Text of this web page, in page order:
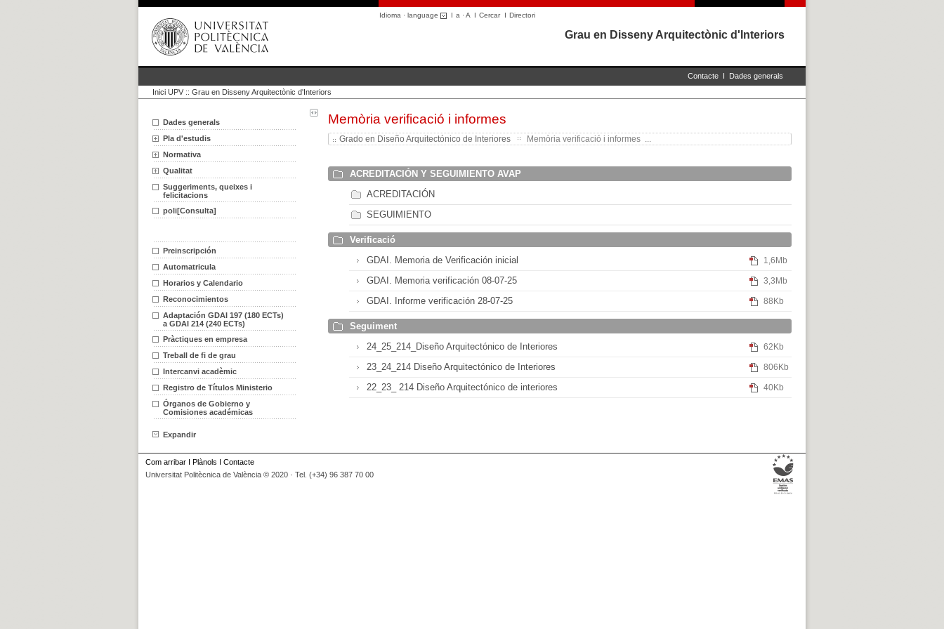
Idioma · language I a ·A I CercarI Directori
Grau en Disseny Arquitectònic d'Interiors
Contacte I Dades generals
Inici UPV :: Grau en Disseny Arquitectònic d'Interiors
Dades generals
Pla d'estudis
Normativa
Qualitat
Suggeriments, queixes i
felicitacions
poli[Consulta]
Preinscripción
Automatricula
Horarios y Calendario
Reconocimientos
Adaptación GDAI 197 (180 ECTs)
a GDAI 214 (240 ECTs)
Pràctiques en empresa
Treball de fi de grau
Intercanvi acadèmic
Registro de Títulos Ministerio
Órganos de Gobierno y
Comisiones académicas
Expandir
Memòria verificació i informes
Grado en Diseño Arquitectónico de Interiores Memòria verificació i informes ...
ACREDITACIÓN Y SEGUIMIENTO AVAP
ACREDITACIÓN
SEGUIMIENTO
Verificació
GDAI. Memoria de Verificación inicial
1,6Mb
GDAI. Memoria verificación 08-07-25 3,3Mb
GDAI. Informe verificación 28-07-25 88Kb
Seguiment
24_25_214_Diseño Arquitectónico de Interiores
62Kb
23_24_214 Diseño Arquitectónico de Interiores 806Kb
22_23_ 214 Diseño Arquitectónico de interiores 40Kb
Com arribar I Plànols I Contacte
Universitat Politècnica de València © 2020 · Tel. (+34) 96 387 70 00